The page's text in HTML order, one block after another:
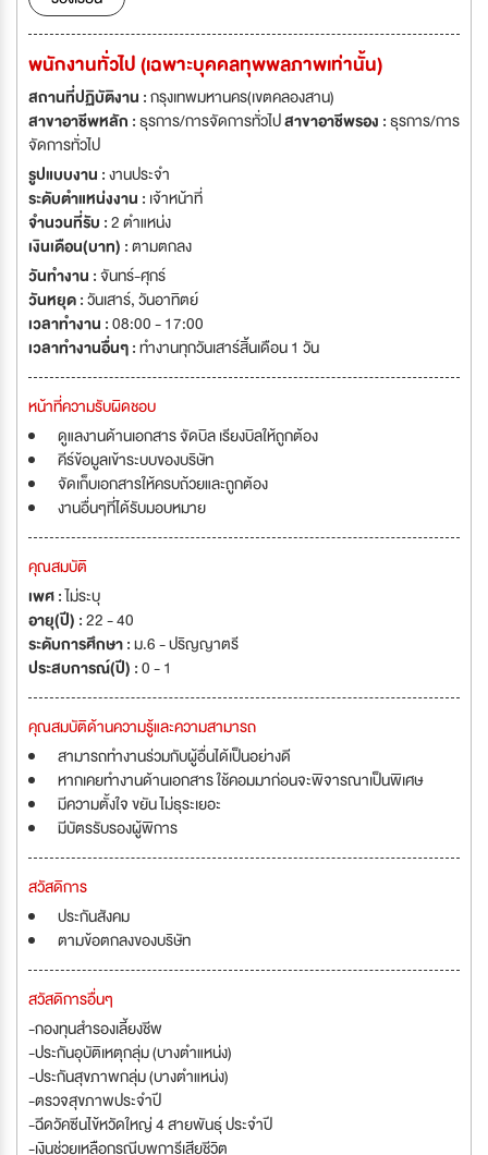
พนักงานทั่วไป (เฉพาะบุคคลทุพพลภาพเท่านั้น)
สถานที่ปฏิบัติงาน :กรุงเทพมหานคร(เขตคลองสาน)
สาขาอาชีพหลัก :ธุรการ/การจัดการทั่วไปสาขาอาชีพรอง :ธุรการ/การ
จัดการทั่วไป
รูปแบบงาน :งานประจำ
ระดับตำแหน่งงาน : เจ้าหน้าที่
จำนวนที่รับ :2 ตำแหน่ง
เงินเดือน(บาท) :ตามตกลง
วันทำงาน :จันทร์-ศุกร์
วันหยุด :วันเสาร์,วันอาทิตย์
เวลาทำงาน :08:00 - 17:00
เวลาทำงานอื่นๆ :ทำงานทุกวันเสาร์สิ้นเดือน 1 วัน
หน้าที่ความรับผิดชอบ
ดูแลงานด้านเอกสาร จัดบิล เรียงบิลให้ถูกต้อง
คีร์ข้อมูลเข้าระบบของบริษัท
จัดเก็บเอกสารให้ครบถ้วยและถูกต้อง
งานอื่นๆที่ได้รับมอบหมาย
คุณสมบัติ
เพศ :ไม่ระบุ
อายุ(ปี) :22 - 40
ระดับการศึกษา :ม.6 - ปริญญาตรี
ประสบการณ์(ปี) :0 - 1
คุณสมบัติด้านความรู้และความสามารถ
สามารถทำงานร่วมกับผู้อื่นได้เป็นอย่างดี
หากเคยทำงานด้านเอกสาร ใช้คอมมาก่อนจะพิจารณาเป็นพิเศษ
มีความตั้งใจ ขยัน ไม่ธุระเยอะ
มีบัตรรับรองผู้พิการ
สวัสดิการ
ประกันสังคม
ตามข้อตกลงของบริษัท
สวัสดิการอื่นๆ
-กองทุนสำรองเลี้ยงชีพ
-ประกันอุบัติเหตุกลุ่ม (บางตำแหน่ง)
-ประกันสุขภาพกลุ่ม (บางตำแหน่ง)
-ตรวจสุขภาพประจำปี
-ฉีดวัคซีนไข้หวัดใหญ่ 4 สายพันธ์ุ ประจำปี
-เงินช่วยเหลือกรณีบุพการีเสียชีวิต